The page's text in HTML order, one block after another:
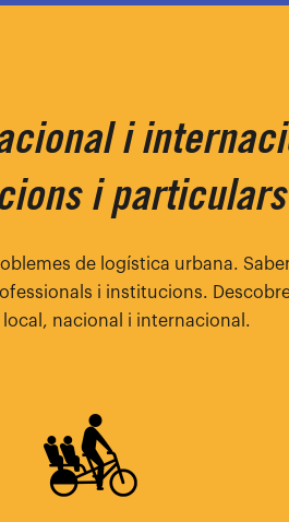
i
i particulars
de logística urbana.
i institucions.
local, nacional i internacional.